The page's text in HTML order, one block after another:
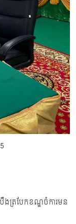
ត្របែកខណ្ឌចំការមន